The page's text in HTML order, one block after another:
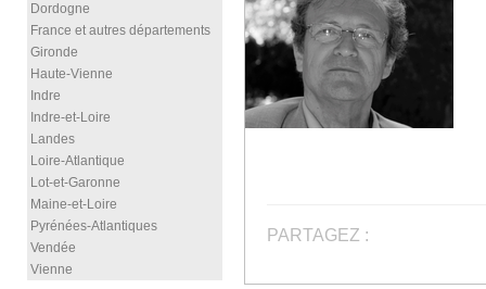
Dordogne
France et autres départements
Gironde
Haute-Vienne
Indre
Indre-et-Loire
Landes
Loire-Atlantique
Lot-et-Garonne
Maine-et-Loire
Pyrénées-Atlantiques
Vendée
Vienne
PARTAGEZ :